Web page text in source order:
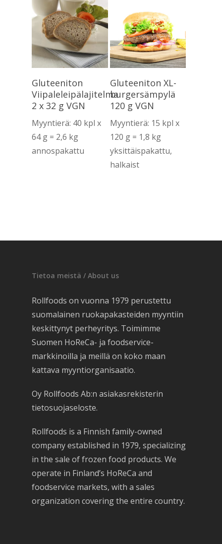
Lue Lisää
Gluteeniton
Viipaleleipälajitelma
2 x 32 g VGN
Myyntierä: 40 kpl x
64 g = 2,6 kg
annospakattu
Lue Lisää
Gluteeniton XL-
burgersämpylä
120 g VGN
Myyntierä: 15 kpl x
120 g = 1,8 kg
yksittäispakattu,
halkaist
Tietoa meistä / About us
Rollfoods on vuonna 1979 perustettu
suomalainen ruokapakasteiden myyntiin
keskittynyt perheyritys. Toimimme
Suomen HoReCa- ja foodservice-
markkinoilla ja meillä on koko maan
kattava myyntiorganisaatio.
Oy Rollfoods Ab:n asiakasrekisterin
tietosuojaseloste.
Rollfoods is a Finnish family-owned
company established in 1979, specializing
in the sale of frozen food products. We
operate in Finland’s HoReCa and
foodservice markets, with a sales
organization covering the entire country.